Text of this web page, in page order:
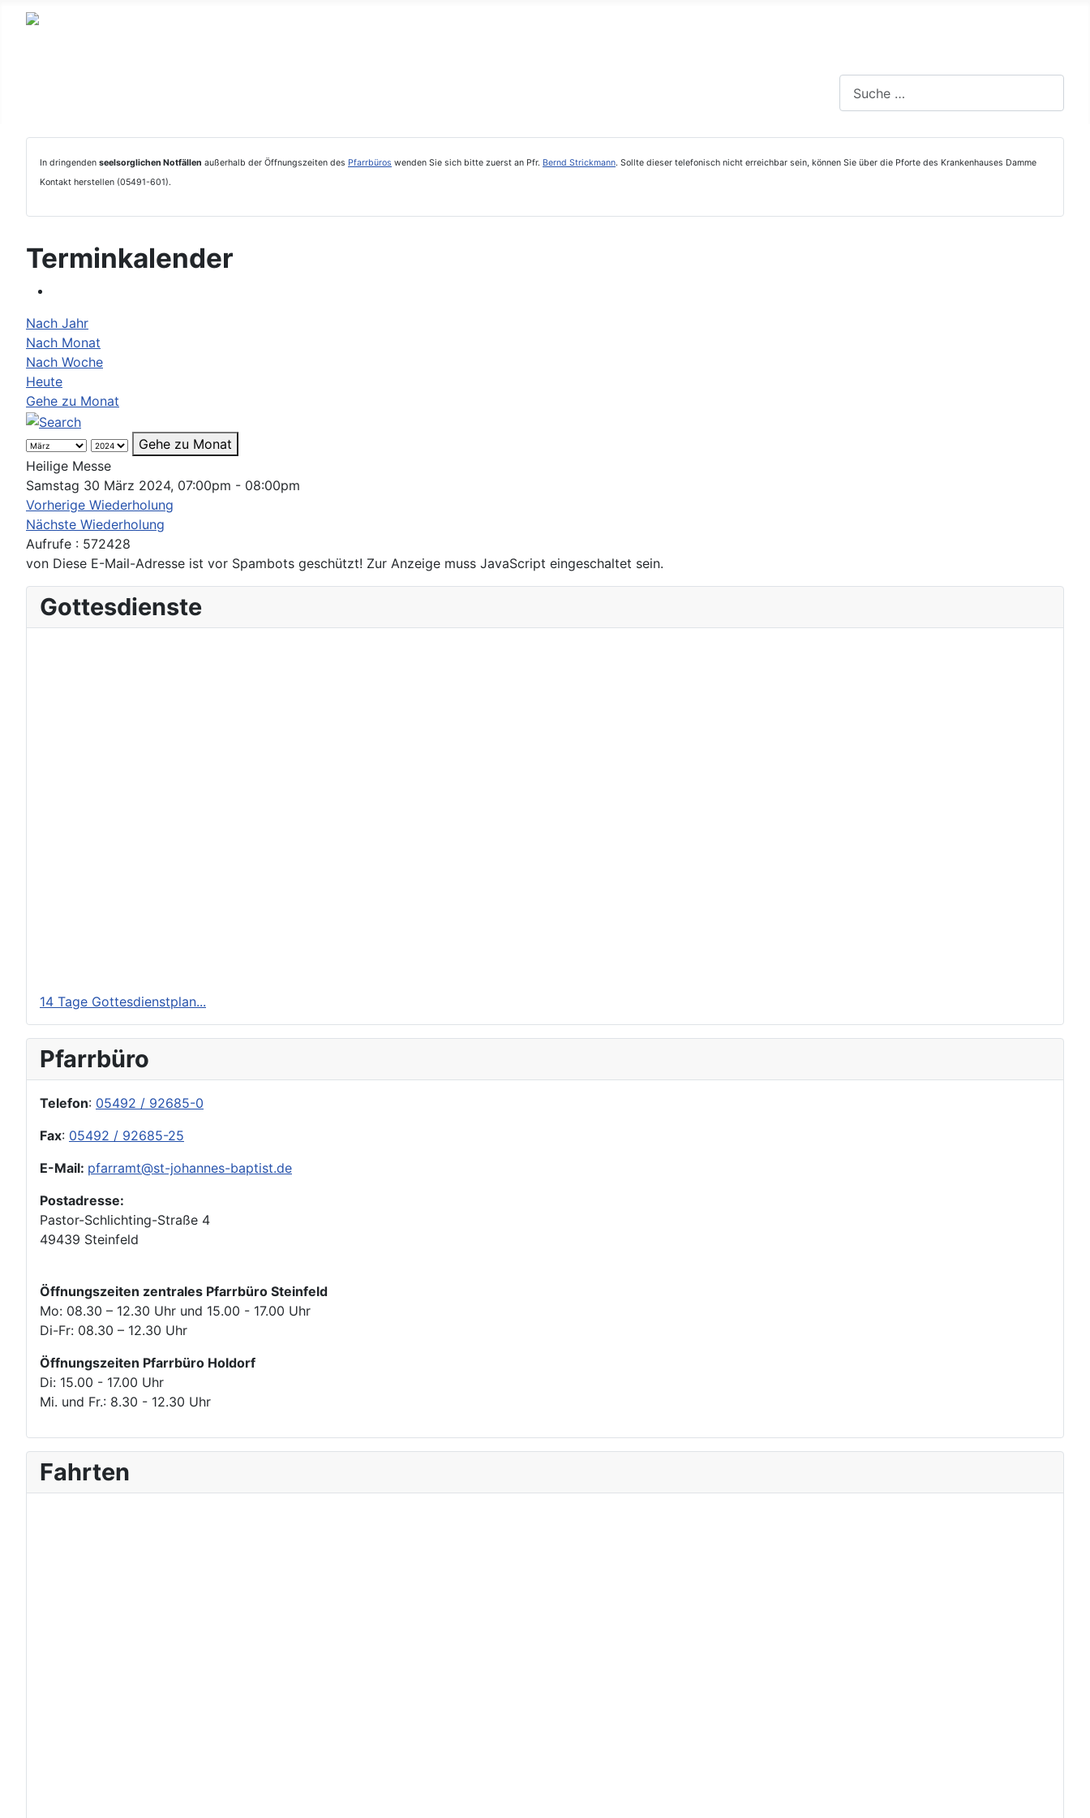
In dringenden seelsorglichen Notfällen außerhalb der Öffnungszeiten des Pfarrbüros wenden Sie sich bitte zuerst an Pfr. Bernd Strickmann. Sollte dieser telefonisch nicht erreichbar sein, können Sie über die Pforte des Krankenhauses Damme
Kontakt herstellen (05491-601).
Terminkalender
Nach Jahr
Nach Monat
Nach Woche
Heute
Gehe zu Monat
Gehe zu Monat
Heilige Messe
Samstag 30 März 2024, 07:00pm - 08:00pm
Vorherige Wiederholung
Nächste Wiederholung
Aufrufe : 572428
von Diese E-Mail-Adresse ist vor Spambots geschützt! Zur Anzeige muss JavaScript eingeschaltet sein.
Gottesdienste
14 Tage Gottesdienstplan...
Pfarrbüro
Telefon: 05492 / 92685-0
Fax: 05492 / 92685-25
E-Mail: pfarramt@st-johannes-baptist.de
Postadresse:
Pastor-Schlichting-Straße 4
49439 Steinfeld
Öffnungszeiten zentrales Pfarrbüro Steinfeld
Mo: 08.30 – 12.30 Uhr und 15.00 - 17.00 Uhr
Di-Fr: 08.30 – 12.30 Uhr
Öffnungszeiten Pfarrbüro Holdorf
Di: 15.00 - 17.00 Uhr
Mi. und Fr.: 8.30 - 12.30 Uhr
Fahrten